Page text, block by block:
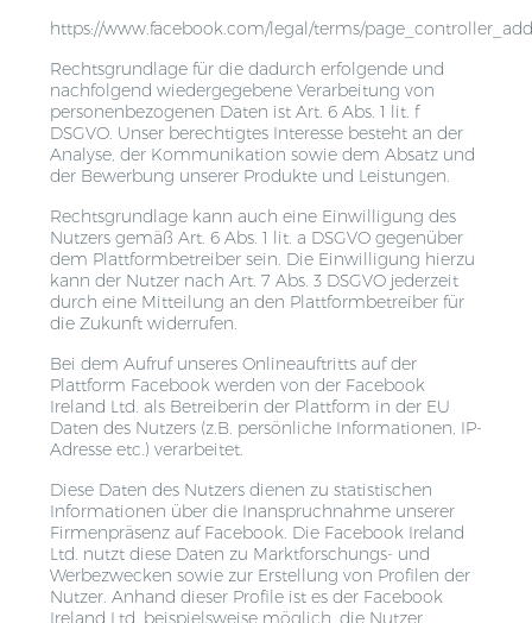
https://www.facebook.com/legal/terms/
Rechtsgrundlage für die dadurch erfolgende und
nachfolgend wiedergegebene Verarbeitung von
personenbezogenen Daten ist Art. 6 Abs. 1 lit. f
DSGVO. Unser berechtigtes Interesse besteht an der
Analyse, der Kommunikation sowie dem Absatz und
der Bewerbung unserer Produkte und Leistungen.
Rechtsgrundlage kann auch eine Einwilligung des
Nutzers gemäß Art. 6 Abs. 1 lit. a DSGVO gegenüber
dem Plattformbetreiber sein. Die Einwilligung hierzu
kann der Nutzer nach Art. 7 Abs. 3 DSGVO jederzeit
durch eine Mitteilung an den Plattformbetreiber für
die Zukunft widerrufen.
Bei dem Aufruf unseres Onlineauftritts auf der
Plattform Facebook werden von der Facebook
Ireland Ltd. als Betreiberin der Plattform in der EU
Daten des Nutzers (z.B. persönliche Informationen, IP-
Adresse etc.) verarbeitet.
Diese Daten des Nutzers dienen zu statistischen
Informationen über die Inanspruchnahme unserer
Firmenpräsenz auf Facebook. Die Facebook Ireland
Ltd. nutzt diese Daten zu Marktforschungs- und
Werbezwecken sowie zur Erstellung von Profilen der
Nutzer. Anhand dieser Profile ist es der Facebook
Ireland Ltd. beispielsweise möglich, die Nutzer